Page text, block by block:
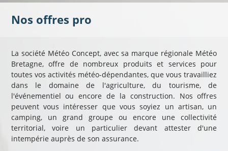
Nos offres pro
La société Météo Concept, avec sa marque régionale Météo
Bretagne, offre de nombreux produits et services pour
toutes vos activités météo-dépendantes, que vous travailliez
dans le domaine de l'agriculture, du tourisme, de
l'événementiel ou encore de la construction. Nos offres
peuvent vous intéresser que vous soyiez un artisan, un
camping, un grand groupe ou encore une collectivité
territorial, voire un particulier devant attester d'une
intempérie auprès de son assurance.